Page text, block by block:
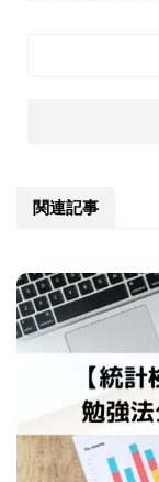
関連記事